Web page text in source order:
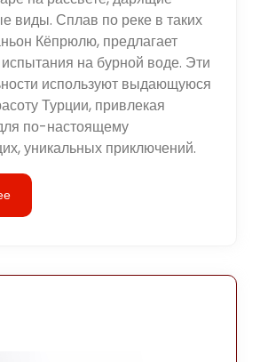
виды. Сплав по реке в таких
Кёпрюлю, предлагает
на бурной воде. Эти
используют выдающуюся
Турции, привлекая
по-настоящему
уникальных приключений.